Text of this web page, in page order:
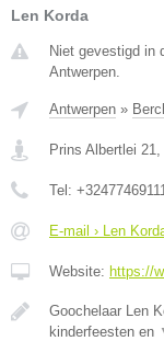
Len Korda
Niet gevestigd in
Antwerpen.
Antwerpen »
Prins Albertlei 21,
Tel:
E-mail › Len
Website: https://
Goochelaar Len
kinderfeesten en